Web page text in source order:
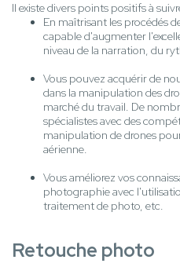
Il existe divers points positifs à
En maîtrisant les procédés
capable d'augmenter
niveau de la narration, du
Vous pouvez acquérir de
dans la manipulation des
marché du travail. De
spécialistes avec des
manipulation de drones
aérienne.
Vous améliorez vos
photographie avec
traitement de photo, etc.
Retouche photo